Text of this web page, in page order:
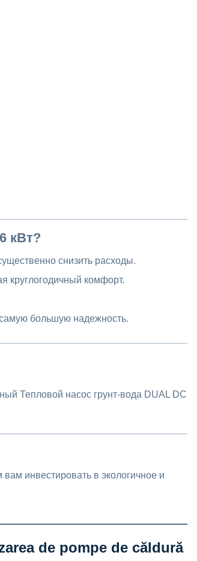
кВт?
снизить расходы.
круглогодичный комфорт.
большую надежность.
Тепловой насос грунт-вода DUAL DC
инвестировать в экологичное и
de pompe de căldură